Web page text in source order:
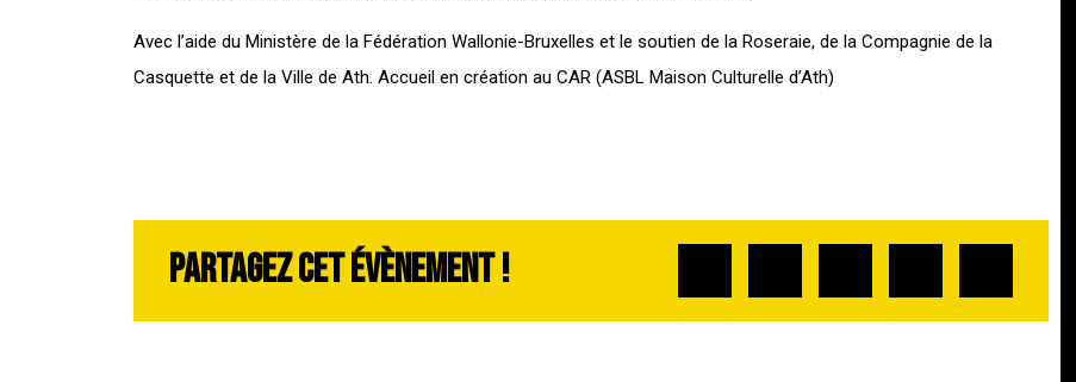
Avec l’aide du Ministère de la Fédération Wallonie-Bruxelles et le soutien de la Roseraie, de la Compagnie de la
Casquette et de la Ville de Ath. Accueil en création au CAR (ASBL Maison Culturelle d’Ath)
Partagez cet évènement !